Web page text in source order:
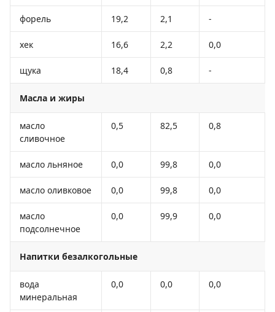
форель 19,2 2,1 -
хек 16,6 2,2 0,0
щука 18,4 0,8 -
Масла и жиры
масло
сливочное
0,5 82,5 0,8
масло льняное 0,0 99,8 0,0
масло оливковое 0,0 99,8 0,0
масло
подсолнечное
0,0 99,9 0,0
Напитки безалкогольные
вода
минеральная
0,0 0,0 0,0